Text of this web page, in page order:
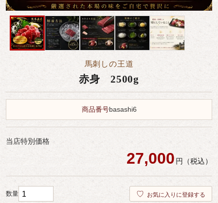
馬刺しの王道
赤身 2500g
商品番号basashi6
当店特別価格
27,000
お気に入りに登録する